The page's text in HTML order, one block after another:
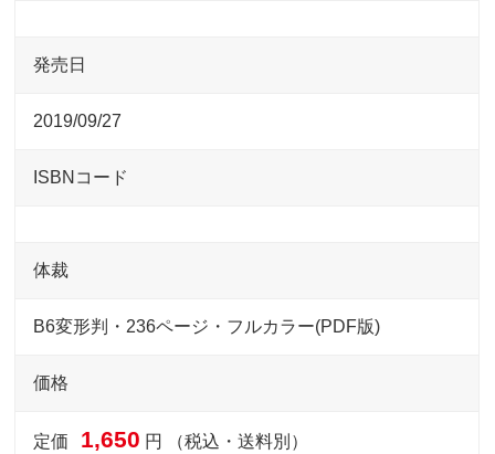
発売日
2019/09/27
ISBNコード
体裁
B6変形判・236ページ・フルカラー(PDF版)
価格
定価 1,650 円 （税込・送料別）